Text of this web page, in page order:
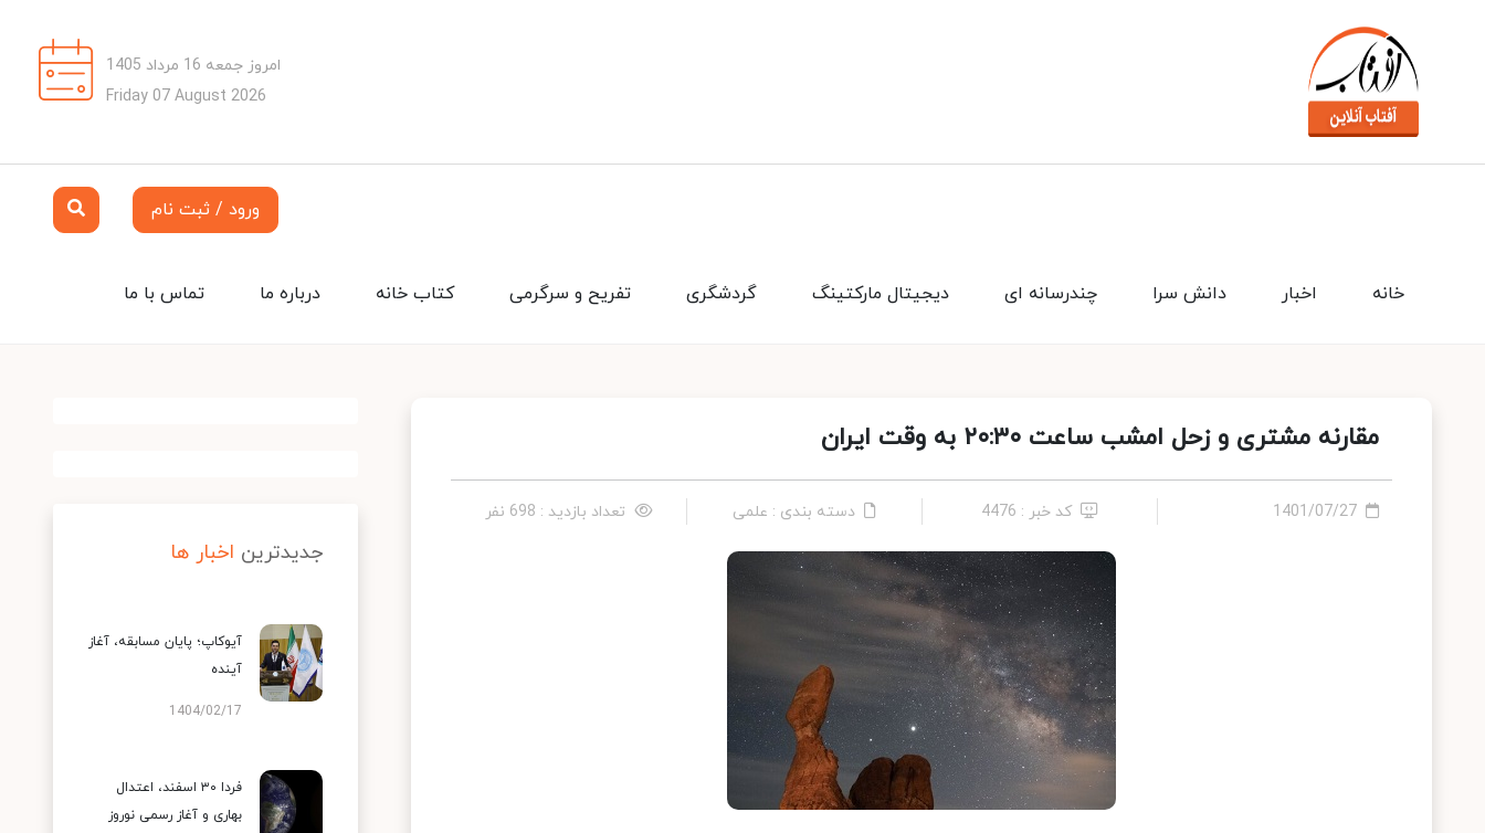
امروز جمعه 16 مرداد 1405
Friday 07 August 2026
ورود / ثبت نام
تماس با ما درباره ما کتاب خانه تفریح و سرگرمی گردشگری دیجیتال مارکتینگ چندرسانه ای دانش سرا اخبار خانه
مقارنه مشتری و زحل امشب ساعت ۲۰:۳۰ به وقت ایران
1401/07/27 کد خبر : 4476 دسته بندی : علمی تعداد بازدید : 698 نفر
جدیدترین اخبار ها
آیوکاپ؛ پایان مسابقه، آغاز
آینده
1404/02/17
فردا ۳۰ اسفند، اعتدال
بهاری و آغاز رسمی نوروز